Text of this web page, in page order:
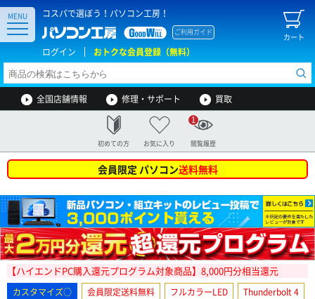
コスパで選ぼう！パソコン工房！
カート
ご利用ガイド
ログイン おトクな会員登録（無料）
MENU
全国店舗情報 修理・サポート 買取
初めての方 お気に入り 閲覧履歴
1
会員限定 パソコン送料無料
【ハイエンドPC購入還元プログラム対象商品】8,000円分相当還元
カスタマイズ○ 会員限定送料無料 フルカラーLED
Thunderbolt 4